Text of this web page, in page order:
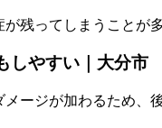
残ってしまうことが
しやすい｜大分
ージが加わるため